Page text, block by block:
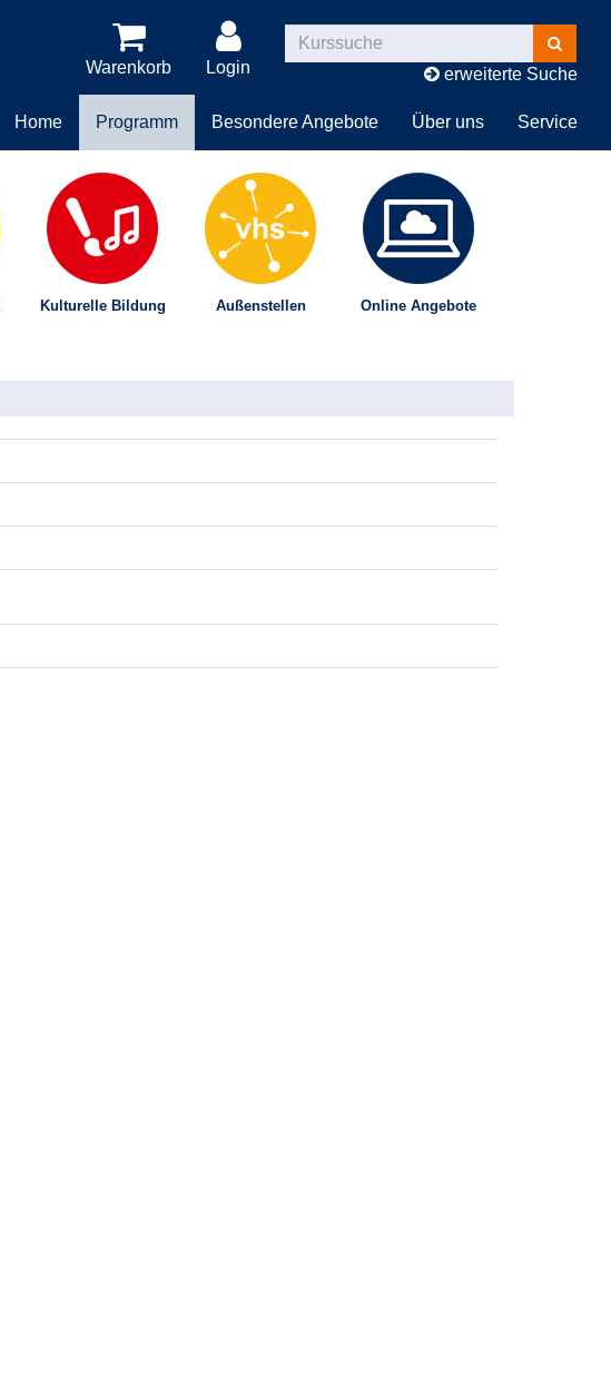
Warenkorb Login
Kurse
suchen
erweiterte Suche
Home Programm Besondere Angebote Über uns Service
Kulturelle Bildung Außenstellen Online Angebote